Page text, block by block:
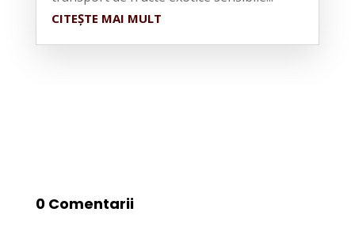
CITEȘTE MAI MULT
0 Comentarii